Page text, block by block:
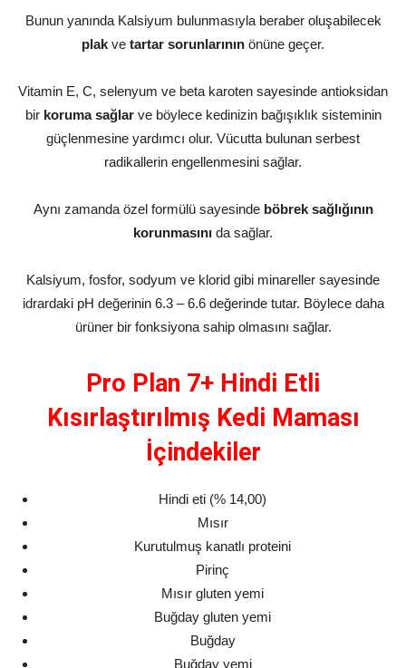
Bunun yanında Kalsiyum bulunmasıyla beraber oluşabilecek
plak ve tartar sorunlarının önüne geçer.
Vitamin E, C, selenyum ve beta karoten sayesinde antioksidan
bir koruma sağlarve böylece kedinizin bağışıklık sisteminin
güçlenmesine yardımcı olur. Vücutta bulunan serbest
radikallerin engellenmesini sağlar.
Aynı zamanda özel formülü sayesinde böbrek sağlığının
korunmasını da sağlar.
Kalsiyum, fosfor, sodyum ve klorid gibi minareller sayesinde
idrardaki pH değerinin 6.3 – 6.6 değerinde tutar. Böylece daha
ürüner bir fonksiyona sahip olmasını sağlar.
Pro Plan 7+ Hindi Etli
Kısırlaştırılmış Kedi Maması
İçindekiler
Hindi eti (% 14,00)
Mısır
Kurutulmuş kanatlı proteini
Pirinç
Mısır gluten yemi
Buğday gluten yemi
Buğday
Buğday yemi